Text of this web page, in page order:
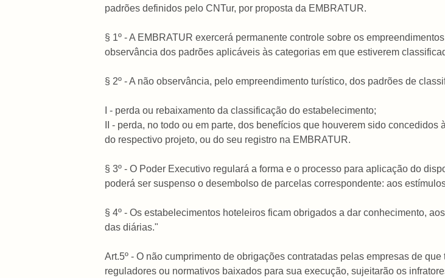
padrões definidos pelo CNTur, por proposta da EMBRATUR.
§ 1º - A EMBRATUR exercerá permanente controle sobre os
observância dos padrões aplicáveis às categorias em que estiverem
§ 2º - A não observância, pelo empreendimento turístico, dos padrões de
I - perda ou rebaixamento da classificação do estabelecimento;
II - perda, no todo ou em parte, dos benefícios que houverem sido
do respectivo projeto, ou do seu registro na EMBRATUR.
§ 3º - O Poder Executivo regulará a forma e o processo para aplicação do
poderá ser suspenso o desembolso de parcelas correspondente: aos
§ 4º - Os estabelecimentos hoteleiros ficam obrigados a dar conhecimento,
das diárias."
Art.5º - O não cumprimento de obrigações contratadas pelas empresas de
reguladores ou normativos baixados para sua execução, sujeitarão os